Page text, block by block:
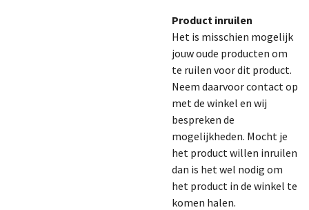
Product inruilen
Het is misschien mogelijk
jouw oude producten om
te ruilen voor dit product.
Neem daarvoor contact op
met de winkel en wij
bespreken de
mogelijkheden. Mocht je
het product willen inruilen
dan is het wel nodig om
het product in de winkel te
komen halen.